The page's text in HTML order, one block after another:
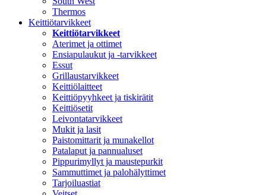
Thermos
Keittiötarvikkeet
Keittiötarvikkeet
Aterimet ja ottimet
Ensiapulaukut ja -tarvikkeet
Essut
Grillaustarvikkeet
Keittiölaitteet
Keittiöpyyhkeet ja tiskirätit
Keittiösetit
Leivontatarvikkeet
Mukit ja lasit
Paistomittarit ja munakellot
Patalaput ja pannualuset
Pippurimyllyt ja maustepurkit
Sammuttimet ja palohälyttimet
Tarjoiluastiat